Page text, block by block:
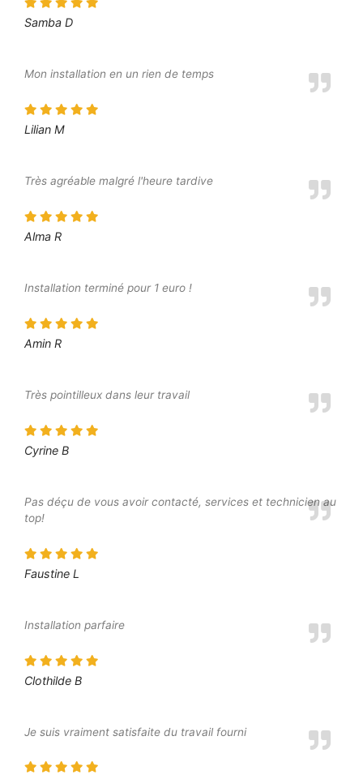
Samba D
Mon installation en un rien de temps
Lilian M
Très agréable malgré l'heure tardive
Alma R
Installation terminé pour 1 euro !
Amin R
Très pointilleux dans leur travail
Cyrine B
Pas déçu de vous avoir contacté, services et technicien au
top!
Faustine L
Installation parfaire
Clothilde B
Je suis vraiment satisfaite du travail fourni